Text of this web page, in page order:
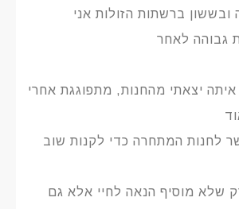
ברשתות הזולות אני
גבוהה לאחר
יצאתי מהחנות, מתפוגגת אחרי
לחנות המתחרה כדי לקנות שוב
שלא מוסיף הנאה לחיי אלא גם